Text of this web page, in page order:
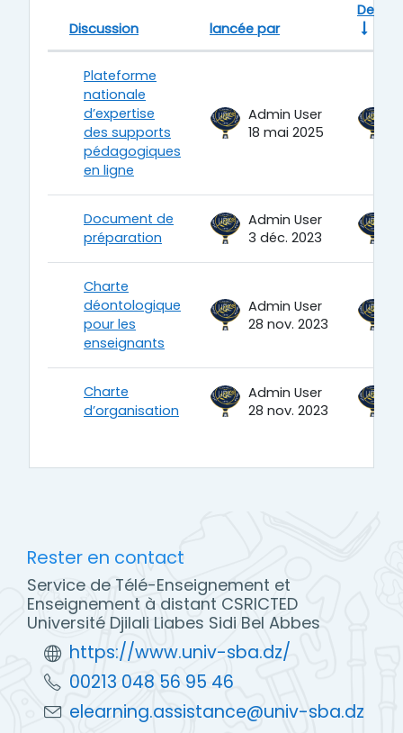
Liste des discussions. Affichage
Statut
Discussion lancée par
Plateforme
nationale
d’expertise
des supports
pédagogiques
en ligne
Admin User
18 mai 2025
Document de
préparation
Admin User
3 déc. 2023
Charte
déontologique
pour les
enseignants
Admin User
28 nov. 2023
Charte
d’organisation
Admin User
28 nov. 2023
Rester en contact
Service de Télé-Enseignement et
Enseignement à distant CSRICTED
Université Djilali Liabes Sidi Bel Abbes
https://www.univ-sba.dz/
00213 048 56 95 46
elearning.assistance@univ-sba.dz